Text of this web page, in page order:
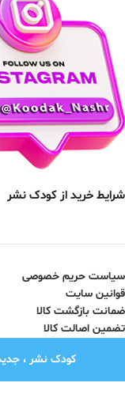
کودک نشر ،
شرایط خرید از کودک نشر
سیاست حریم خصوصی
قوانین سایت
ضمانت بازگشت کالا
تضمین اصالت کالا
نماد اعتماد الکترونیک